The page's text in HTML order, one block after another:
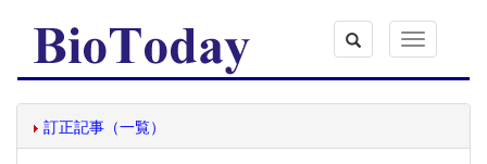
Toggle
navigation
訂正記事（一覧）